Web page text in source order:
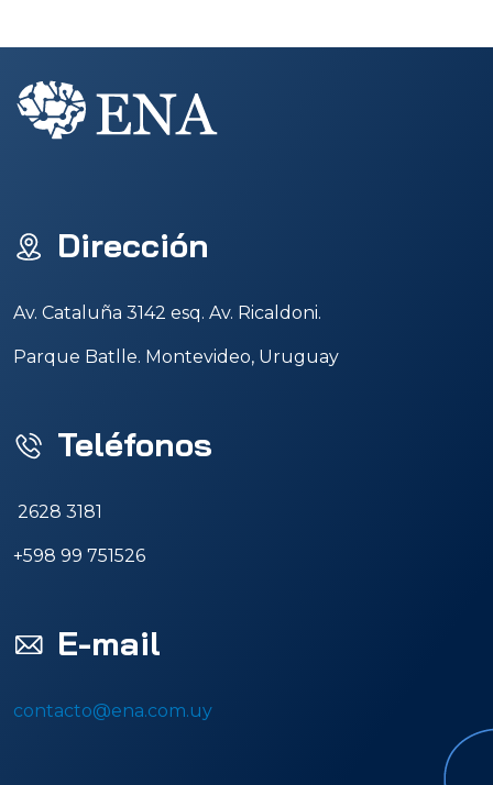
Dirección
Av. Cataluña 3142 esq. Av. Ricaldoni.
Parque Batlle. Montevideo, Uruguay
Teléfonos
2628 3181
+598 99 751526
E-mail
contacto@ena.com.uy